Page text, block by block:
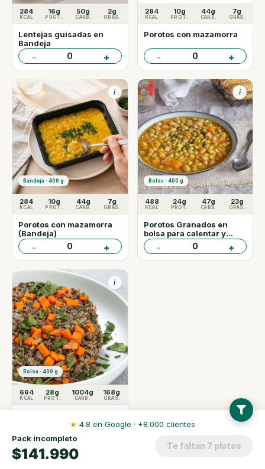
284
KCAL
16g
PROT.
50g
CARB.
2g
GRAS.
Lentejas guisadas en
Bandeja
- 0 +
284
KCAL
10g
PROT.
44g
CARB.
7g
GRAS.
Porotos con mazamorra
- 0 +
Bandeja · 400 g
i
284
KCAL
10g
PROT.
44g
CARB.
7g
GRAS.
Porotos con mazamorra
(Bandeja)
- 0 +
Bolsa · 400 g
i
488
KCAL
24g
PROT.
47g
CARB.
23g
GRAS.
Porotos Granados en
bolsa para calentar y
servir
- 0 +
Bolsa · 400 g
i
664
KCAL
28g
PROT.
1004g
CARB.
168g
GRAS.
- 0
★ 4.8 en Google · +8.000 clientes
Pack incompleto
$141.990 Te faltan 7 platos